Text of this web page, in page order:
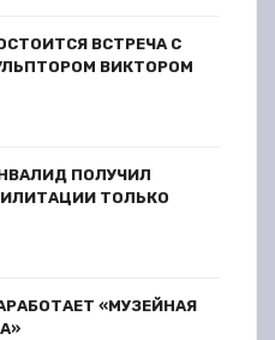
ВСТРЕЧА С
ВИКТОРОМ
ПОЛУЧИЛ
ТОЛЬКО
«МУЗЕЙНАЯ